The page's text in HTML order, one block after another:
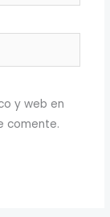
y web en
comente.